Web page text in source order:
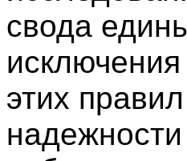
свода
этих